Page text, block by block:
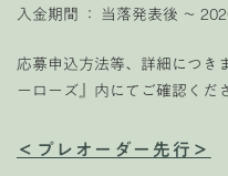
入金期間 ： 当落発表後 〜
応募申込方法等、詳細につき
ーローズ』内にてご確認くだ
＜プレオーダー先行＞